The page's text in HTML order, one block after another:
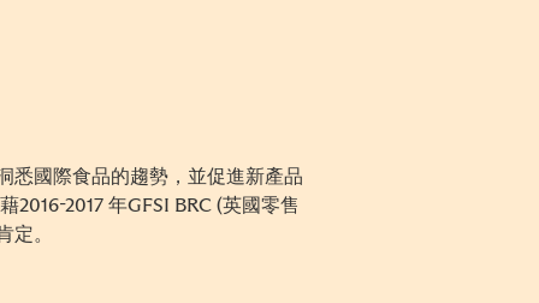
悉國際食品的趨勢，並促進新產品
2017 年GFSI BRC (英國零售
定。